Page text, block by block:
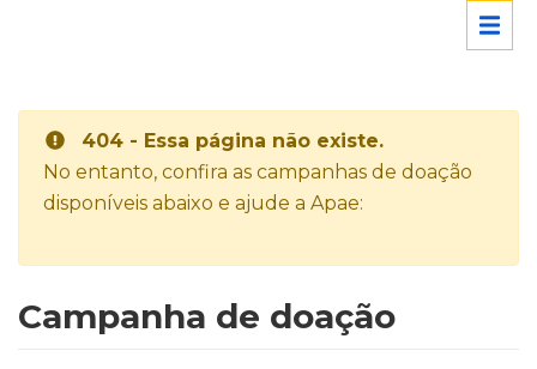
404 - Essa página não existe.
No entanto, confira as campanhas de doação
disponíveis abaixo e ajude a Apae:
Campanha de doação